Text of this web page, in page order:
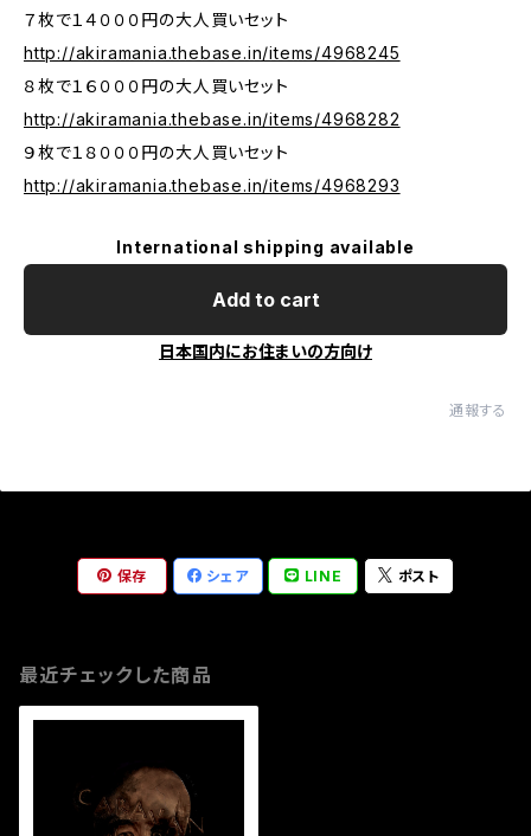
７枚で１４０００円の大人買いセット
http://akiramania.thebase.in/items/4968245
８枚で１６０００円の大人買いセット
http://akiramania.thebase.in/items/4968282
９枚で１８０００円の大人買いセット
http://akiramania.thebase.in/items/4968293
International shipping available
Add to cart
日本国内にお住まいの方向け
通報する
保存 シェア LINE ポスト
最近チェックした商品